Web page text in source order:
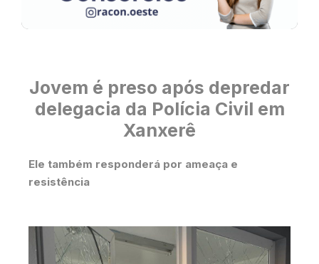
Jovem é preso após depredar
delegacia da Polícia Civil em
Xanxerê
Ele também responderá por ameaça e
resistência